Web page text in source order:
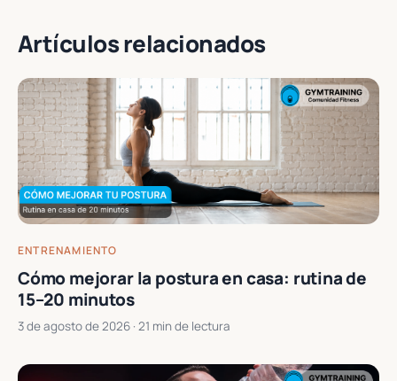
Artículos relacionados
ENTRENAMIENTO
Cómo mejorar la postura en casa: rutina de
15–20 minutos
3 de agosto de 2026 · 21 min de lectura